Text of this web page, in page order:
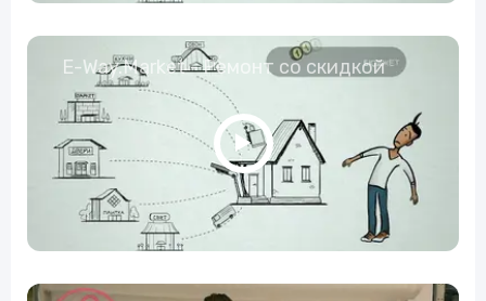
E-Way.Market - Ремонт со скидкой